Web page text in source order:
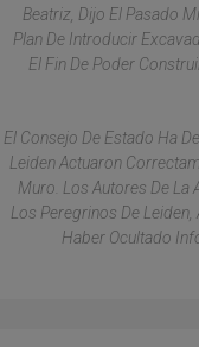
Beatriz, Dijo El Pasado
Plan De Introducir
El Fin De Poder
El Consejo De Estado Ha
Leiden Actuaron
Muro. Los Autores De La
Los Peregrinos De
Haber Ocultado